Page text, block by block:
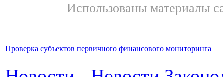
Использованы материалы
Проверка субъектов первичного финансового мониторинга